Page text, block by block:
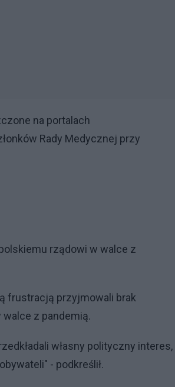
na portalach
Rady Medycznej przy
polskiemu rządowi w walce z
frustracją przyjmowali brak
z pandemią.
własny polityczny interes,
- podkreślił.